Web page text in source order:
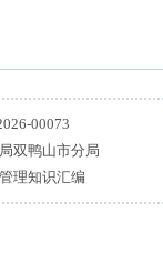
00073
双鸭山市分局
理知识汇编